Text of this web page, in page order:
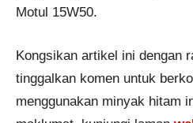
Motul 15W50.
Kongsikan artikel ini dengan
tinggalkan komen untuk
menggunakan minyak hitam